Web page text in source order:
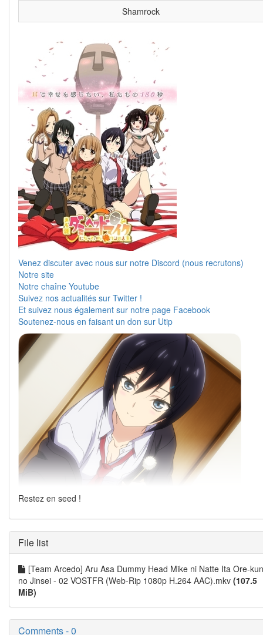
Shamrock
Venez discuter avec nous sur notre Discord (nous recrutons)
Notre site
Notre chaîne Youtube
Suivez nos actualités sur Twitter !
Et suivez nous également sur notre page Facebook
Soutenez-nous en faisant un don sur Utip
Restez en seed !
File list
[Team Arcedo] Aru Asa Dummy Head Mike ni Natte Ita Ore-kun
no Jinsei - 02 VOSTFR (Web-Rip 1080p H.264 AAC).mkv (107.5
MiB)
Comments - 0